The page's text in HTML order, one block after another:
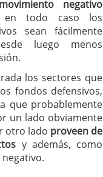
negativo
todo caso los
sean fácilmente
luego menos
los sectores que
fondos defensivos,
que probablemente
un lado obviamente
otro lado proveen de
y además, como